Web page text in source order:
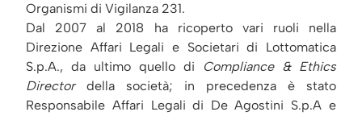
Organismi di Vigilanza 231.
Dal 2007 al 2018 ha ricoperto vari ruoli nella
Direzione Affari Legali e Societari di Lottomatica
S.p.A., da ultimo quello di
Compliance & Ethics
Directordella società; in precedenza è stato
Responsabile Affari Legali di De Agostini S.p.A e